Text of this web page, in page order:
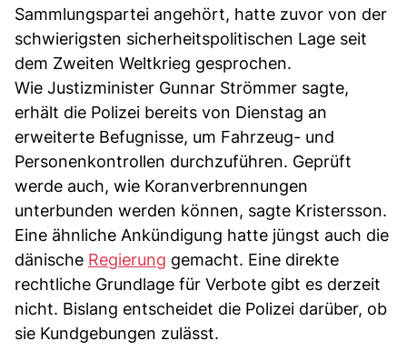
Sammlungspartei angehört, hatte zuvor von der
schwierigsten sicherheitspolitischen Lage seit
dem Zweiten Weltkrieg gesprochen.
Wie Justizminister Gunnar Strömmer sagte,
erhält die Polizei bereits von Dienstag an
erweiterte Befugnisse, um Fahrzeug- und
Personenkontrollen durchzuführen. Geprüft
werde auch, wie Koranverbrennungen
unterbunden werden können, sagte Kristersson.
Eine ähnliche Ankündigung hatte jüngst auch die
dänische Regierung gemacht. Eine direkte
rechtliche Grundlage für Verbote gibt es derzeit
nicht. Bislang entscheidet die Polizei darüber, ob
sie Kundgebungen zulässt.